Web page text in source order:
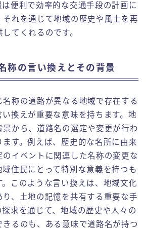
便利で効率的な交通手段の計画に
それを通じて地域の歴史や風土を再
てくれるのです。
称の言い換えとその背景
名称の道路が異なる地域で存在する
換えが重要な意味を持ちます。地
から、道路名の選定や変更が行わ
す。例えば、歴史的な名所に由来
のイベントに関連した名称の変更な
住民にとって特別な意義を持つも
このような言い換えは、地域文化
、土地の記憶を共有する重要な手
求を通じて、地域の歴史や人々の
るのも、ある意味で道路名が持つ